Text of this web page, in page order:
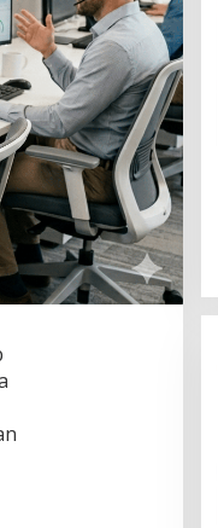
Linggau Hadiri
Pusat Dan
2026
Devi